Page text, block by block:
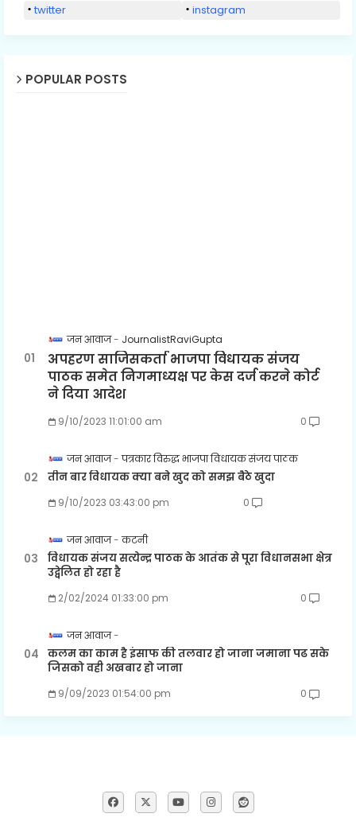
twitter instagram
POPULAR POSTS
जन आवाज JournalistRaviGupta
अपहरण साजिसकर्ता भाजपा विधायक संजय
पाठक समेत निगमाध्यक्ष पर केस दर्ज करने कोर्ट
ने दिया आदेश
9/10/2023 11:01:00 am 0
जन आवाज पत्रकार विरुद्ध भाजपा विधायक संजय पाठक
तीन बार विधायक क्या बने खुद को समझ बैठे खुदा
9/10/2023 03:43:00 pm 0
जन आवाज कटनी
विधायक संजय सत्येन्द्र पाठक के आतंक से पूरा विधानसभा क्षेत्र
उद्वेलित हो रहा है
2/02/2024 01:33:00 pm 0
जन आवाज
कलम का काम है इंसाफ की तलवार हो जाना जमाना पढ सके
जिसको वही अखबार हो जाना
9/09/2023 01:54:00 pm 0